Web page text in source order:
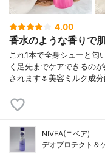
4.00
香水のような香りで
これ1本で全身シューと匂
く足先までケアできるの
されます🌷︎美容ミルク成
NIVEA(ニベア)
デオプロテクト＆